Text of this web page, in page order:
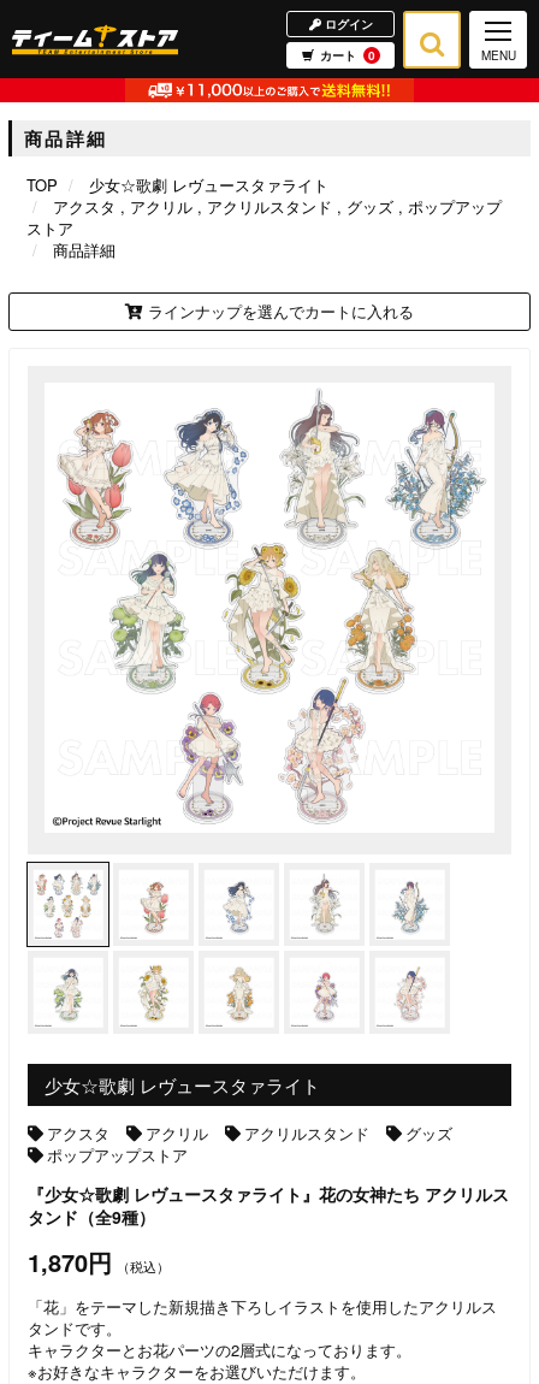
ログイン
カート
0 MENU
商品詳細
TOP
少女☆歌劇 レヴュースタァライト
アクスタ
アクリル アクリルスタンド グッズ
ポップアップ
ストア
商品詳細
ラインナップを選んでカートに入れる
少女☆歌劇 レヴュースタァライト
アクスタ アクリル アクリルスタンド
グッズ
ポップアップストア
『少女☆歌劇 レヴュースタァライト』花の女神たち アクリルス
タンド（全9種）
1,870円 （税込）
「花」をテーマした新規描き下ろしイラストを使用したアクリルス
タンドです。
キャラクターとお花パーツの2層式になっております。
※お好きなキャラクターをお選びいただけます。